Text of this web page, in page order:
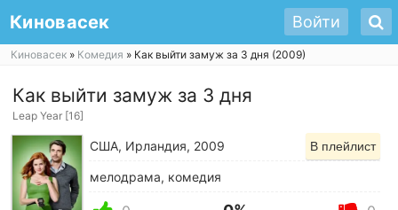
Киновасек Войти
Киновасек » Комедия » Как выйти замуж за 3 дня (2009)
Как выйти замуж за 3 дня
Leap Year [16]
США, Ирландия, 2009 В плейлист
мелодрама, комедия